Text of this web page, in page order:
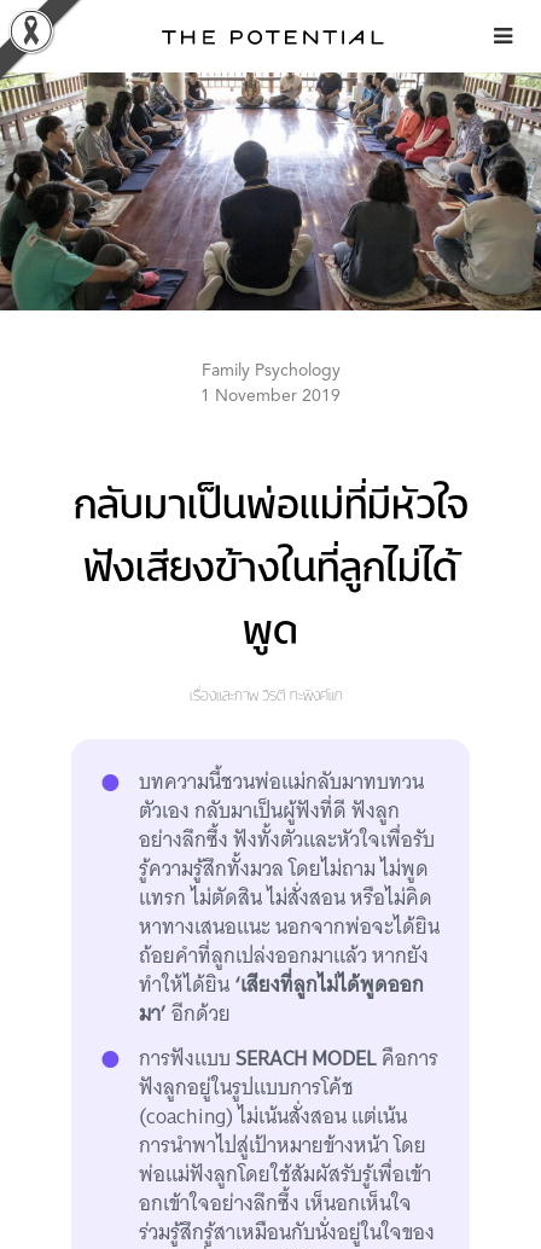
Skip
to
content
Family Psychology
1 November 2019
กลับมาเป็นพ่อแม่ที่มีหัวใจ
ฟังเสียงข้างในที่ลูกไม่ได้
พูด
เรื่องและภาพ วิรตี ทะพิงค์แก
บทความนี้ชวนพ่อแม่กลับมาทบทวน
ตัวเอง กลับมาเป็นผู้ฟังที่ดี ฟังลูก
อย่างลึกซึ้ง ฟังทั้งตัวและหัวใจเพื่อรับ
รู้ความรู้สึกทั้งมวล โดยไม่ถาม ไม่พูด
แทรก ไม่ตัดสิน ไม่สั่งสอน หรือไม่คิด
หาทางเสนอแนะ นอกจากพ่อจะได้ยิน
ถ้อยคำที่ลูกเปล่งออกมาแล้ว หากยัง
ทำให้ได้ยิน‘เสียงที่ลูกไม่ได้พูดออก
มา’อีกด้วย
การฟังแบบSERACH MODELคือการ
ฟังลูกอยู่ในรูปแบบการโค้ช
(coaching) ไม่เน้นสั่งสอน แต่เน้น
การนำพาไปสู่เป้าหมายข้างหน้า โดย
พ่อแม่ฟังลูกโดยใช้สัมผัสรับรู้เพื่อเข้า
อกเข้าใจอย่างลึกซึ้ง เห็นอกเห็นใจ
ร่วมรู้สึกรู้สาเหมือนกับนั่งอยู่ในใจของ